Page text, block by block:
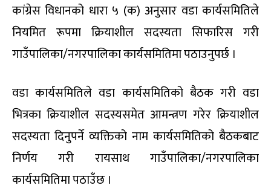
कांग्रेस विधानको धारा ५ (क) अनुसार वडा कार्यसमितिले
नियमित रूपमा क्रियाशील सदस्यता सिफारिस गरी
गाउँपालिका/नगरपालिका कार्यसमितिमा पठाउनुपर्छ ।
वडा कार्यसमितिले वडा कार्यसमितिको बैठक गरी वडा
भित्रका क्रियाशील सदस्यसमेत आमन्त्रण गरेर क्रियाशील
सदस्यता दिनुपर्ने व्यक्तिको नाम कार्यसमितिको बैठकबाट
निर्णय गरी रायसाथ गाउँपालिका/नगरपालिका
कार्यसमितिमा पठाउँछ ।